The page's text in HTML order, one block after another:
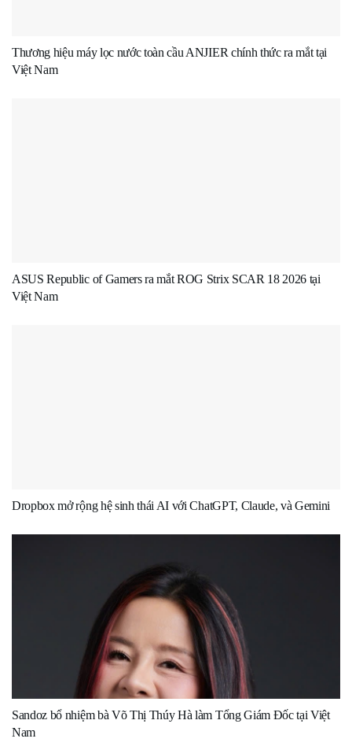
Thương hiệu máy lọc nước toàn cầu ANJIER chính thức ra mắt tại
Việt Nam
ASUS Republic of Gamers ra mắt ROG Strix SCAR 18 2026 tại
Việt Nam
Dropbox mở rộng hệ sinh thái AI với ChatGPT, Claude, và Gemini
Sandoz bổ nhiệm bà Võ Thị Thúy Hà làm Tổng Giám Đốc tại Việt
Nam